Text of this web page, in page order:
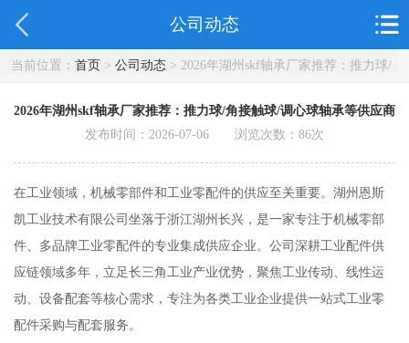
公司动态
当前位置： 首页> 公司动态> 2026年湖州skf轴承厂家推荐：推力球/
2026年湖州skf轴承厂家推荐：推力球/角接触球/调心球轴承等供应商
发布时间：2026-07-06 浏览次数： 86次
在工业领域，机械零部件和工业零配件的供应至关重要。湖州恩斯
凯工业技术有限公司坐落于浙江湖州长兴，是一家专注于机械零部
件、多品牌工业零配件的专业集成供应企业。公司深耕工业配件供
应链领域多年，立足长三角工业产业优势，聚焦工业传动、线性运
动、设备配套等核心需求，专注为各类工业企业提供一站式工业零
配件采购与配套服务。